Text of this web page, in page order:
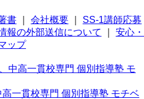
書 会社概要
SS-1講師応募
報の外部送信について
安心・
ップ
一貫校専門 個別指導塾 モチベ